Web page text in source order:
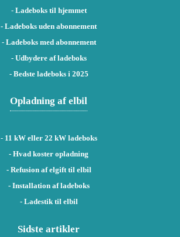
- Ladeboks til hjemmet
- Ladeboks uden abonnement
- Ladeboks med abonnement
- Udbydere af ladeboks
- Bedste ladeboks i 2025
Opladning af elbil
- 11 kW eller 22 kW ladeboks
- Hvad koster opladning
- Refusion af elgift til elbil
- Installation af ladeboks
- Ladestik til elbil
Sidste artikler